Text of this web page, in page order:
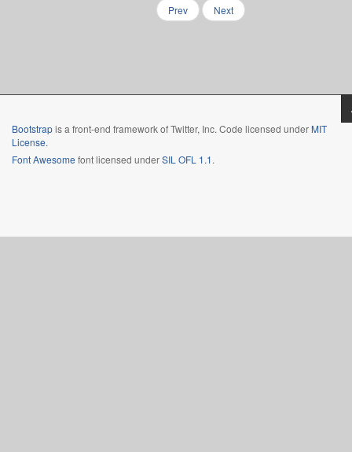
Prev Next
Bootstrapis a front-end framework of Twitter, Inc. Code licensed under MIT
License.
Font Awesome font licensed underSIL OFL 1.1.